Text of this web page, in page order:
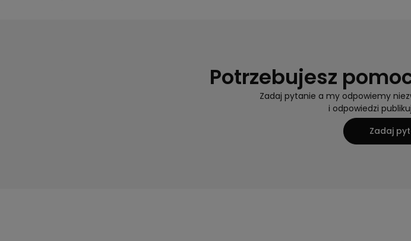
Potrzebujesz
Zadaj pytanie a my odpowiemy
i odpowiedzi
Zadaj